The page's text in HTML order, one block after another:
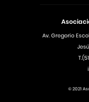
Av. Gregorio
© 2021